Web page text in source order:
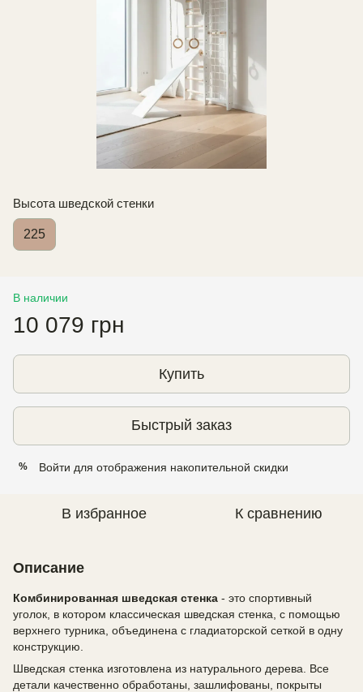
Высота шведской стенки
225
В наличии
10 079 грн
Купить
Быстрый заказ
% Войти для отображения накопительной скидки
В избранное К сравнению
Описание
Комбинированная шведская стенка - это спортивный
уголок, в котором классическая шведская стенка, с помощью
верхнего турника, объединена с гладиаторской сеткой в одну
конструкцию.
Шведская стенка изготовлена из натурального дерева. Все
детали качественно обработаны, зашлифованы, покрыты